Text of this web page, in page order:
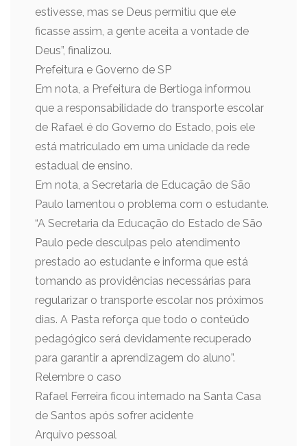
estivesse, mas se Deus permitiu que ele
ficasse assim, a gente aceita a vontade de
Deus”, finalizou.
Prefeitura e Governo de SP
Em nota, a Prefeitura de Bertioga informou
que a responsabilidade do transporte escolar
de Rafael é do Governo do Estado, pois ele
está matriculado em uma unidade da rede
estadual de ensino.
Em nota, a Secretaria de Educação de São
Paulo lamentou o problema com o estudante.
“A Secretaria da Educação do Estado de São
Paulo pede desculpas pelo atendimento
prestado ao estudante e informa que está
tomando as providências necessárias para
regularizar o transporte escolar nos próximos
dias. A Pasta reforça que todo o conteúdo
pedagógico será devidamente recuperado
para garantir a aprendizagem do aluno”.
Relembre o caso
Rafael Ferreira ficou internado na Santa Casa
de Santos após sofrer acidente
Arquivo pessoal